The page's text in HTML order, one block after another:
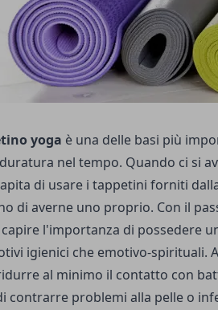
yoga è una delle basi più
nel tempo. Quando ci si
di usare i tappetini forniti
di averne uno proprio. Con il
l'importanza di possedere
igienici che emotivo-spirituali.
al minimo il contatto con
contrarre problemi alla pelle o